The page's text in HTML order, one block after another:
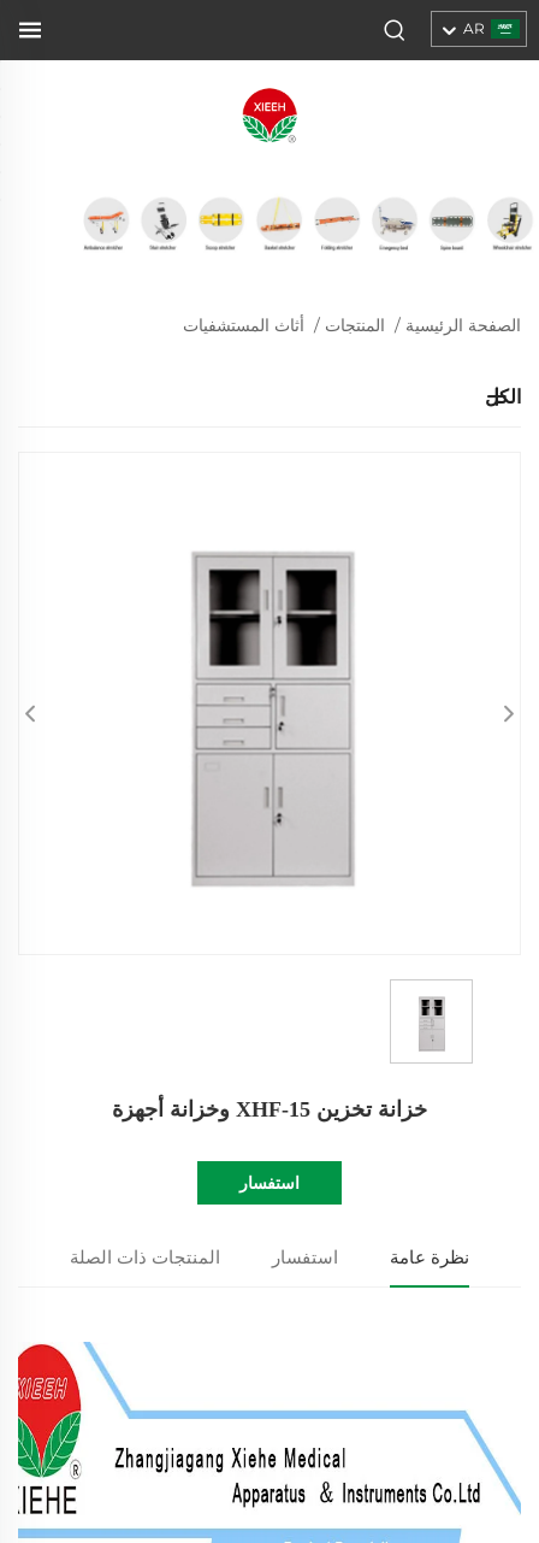
AR
الصفحة الرئيسية / المنتجات / أثاث المستشفيات
الكل
خزانة تخزين XHF-15 وخزانة أجهزة
استفسار
نظرة عامة استفسار المنتجات ذات الصلة